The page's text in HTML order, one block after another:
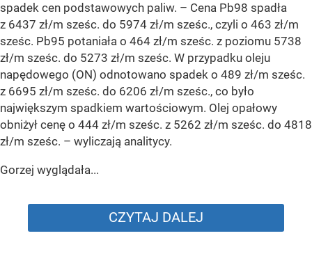
spadek cen podstawowych paliw. – Cena Pb98 spadła
z 6437 zł/m sześc. do 5974 zł/m sześc., czyli o 463 zł/m
sześc. Pb95 potaniała o 464 zł/m sześc. z poziomu 5738
zł/m sześc. do 5273 zł/m sześc. W przypadku oleju
napędowego (ON) odnotowano spadek o 489 zł/m sześc.
z 6695 zł/m sześc. do 6206 zł/m sześc., co było
największym spadkiem wartościowym. Olej opałowy
obniżył cenę o 444 zł/m sześc. z 5262 zł/m sześc. do 4818
zł/m sześc. – wyliczają analitycy.
Gorzej wyglądała...
CZYTAJ DALEJ